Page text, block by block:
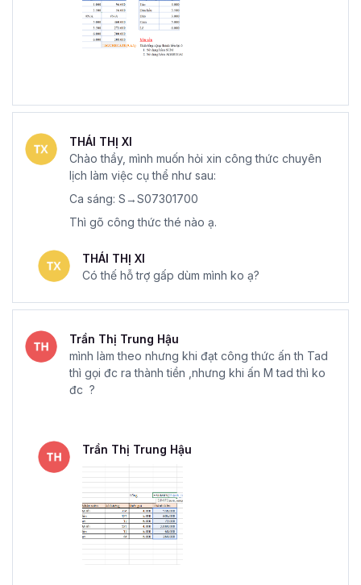
THÁI THỊ XI
Chào thầy, mình muốn hỏi xin công thức chuyên
lịch làm việc cụ thể như sau:
Ca sáng: S→S07301700
Thì gõ công thức thé nào ạ.
THÁI THỊ XI
Có thế hỗ trợ gấp dùm mình ko ạ?
Trần Thị Trung Hậu
mình làm theo nhưng khi đạt công thức ấn th Tad
thì gọi đc ra thành tiền ,nhưng khi ấn M tad thì ko
đc ?
Trần Thị Trung Hậu